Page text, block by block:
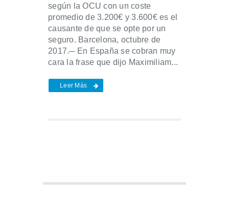
según la OCU con un coste
promedio de 3.200€ y 3.600€ es el
causante de que se opte por un
seguro. Barcelona, octubre de
2017.─ En España se cobran muy
cara la frase que dijo Maximiliam...
Leer Más